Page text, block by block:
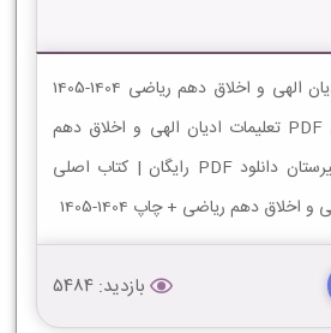
دانلود کتاب تعلیمات ادیان الهی و اخلاق دهم ریاضی 1404-1405
دبیرستان | کتاب اصلی PDF تعلیمات ادیان الهی و اخلاق دهم
ریاضی 1404-1405 | دبیرستان دانلود PDF رایگان | کتاب اصلی
بازدید: 5484